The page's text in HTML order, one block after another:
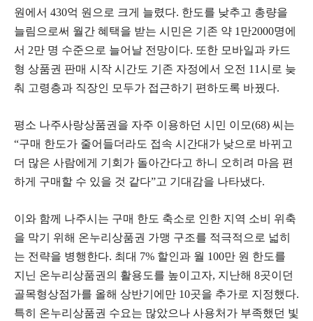
원에서 430억 원으로 크게 늘렸다. 한도를 낮추고 총량을
늘림으로써 월간 혜택을 받는 시민은 기존 약 1만2000명에
서 2만 명 수준으로 늘어날 전망이다. 또한 모바일과 카드
형 상품권 판매 시작 시간도 기존 자정에서 오전 11시로 늦
춰 고령층과 직장인 모두가 접근하기 편하도록 바꿨다.
평소 나주사랑상품권을 자주 이용하던 시민 이모(68) 씨는
“구매 한도가 줄어들더라도 접속 시간대가 낮으로 바뀌고
더 많은 사람에게 기회가 돌아간다고 하니 오히려 마음 편
하게 구매할 수 있을 것 같다”고 기대감을 나타냈다.
이와 함께 나주시는 구매 한도 축소로 인한 지역 소비 위축
을 막기 위해 온누리상품권 가맹 구조를 적극적으로 넓히
는 전략을 병행한다. 최대 7% 할인과 월 100만 원 한도를
지닌 온누리상품권의 활용도를 높이고자, 지난해 8곳이던
골목형상점가를 올해 상반기에만 10곳을 추가로 지정했다.
특히 온누리상품권 수요는 많았으나 사용처가 부족했던 빛